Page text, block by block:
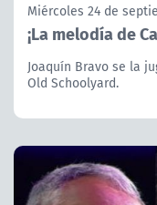
Miércoles 24 de
¡La melodía de
Joaquín Bravo se la
Old Schoolyard.